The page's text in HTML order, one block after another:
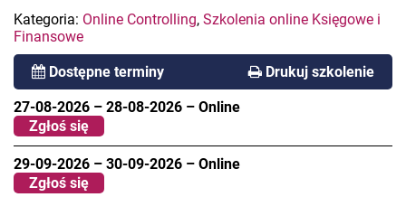
Kategoria: Online Controlling, Szkolenia online Księgowe i
Finansowe
Dostępne terminy Drukuj szkolenie
27-08-2026 – 28-08-2026 – Online
Zgłoś się
29-09-2026 – 30-09-2026 – Online
Zgłoś się